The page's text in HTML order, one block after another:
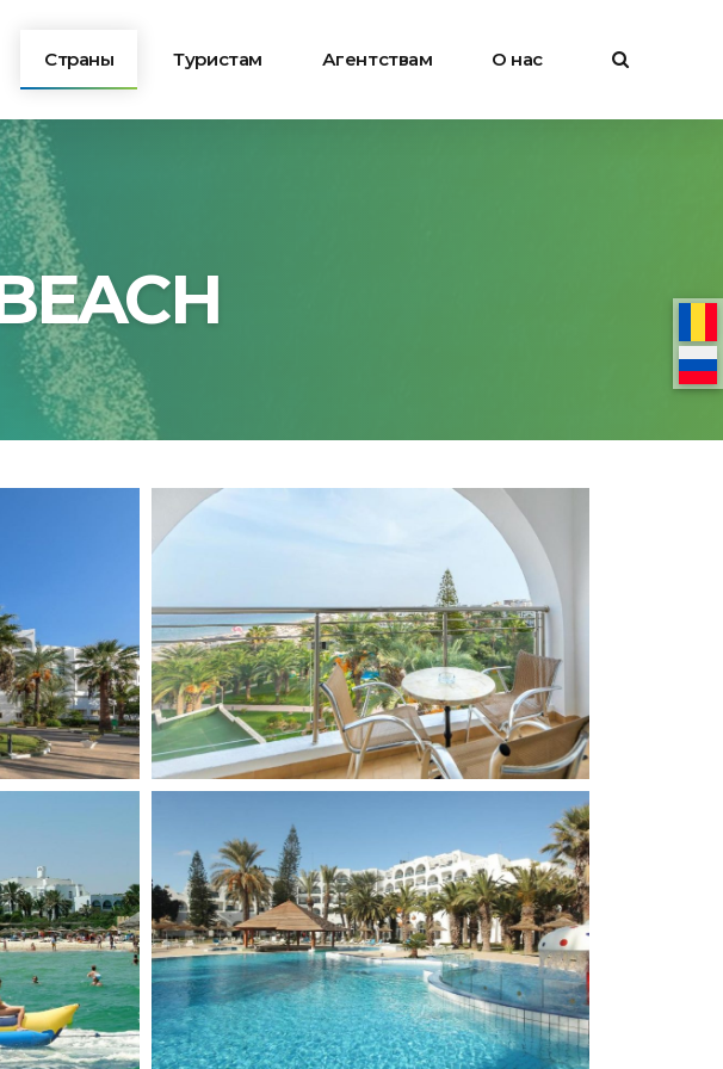
Страны Туристам Агентствам О нас